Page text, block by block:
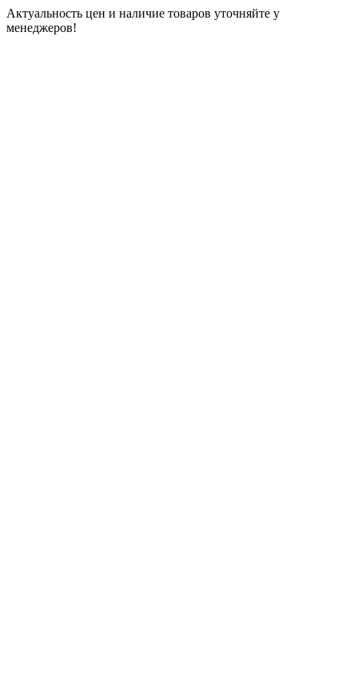
Актуальность цен и наличие товаров уточняйте у
менеджеров!